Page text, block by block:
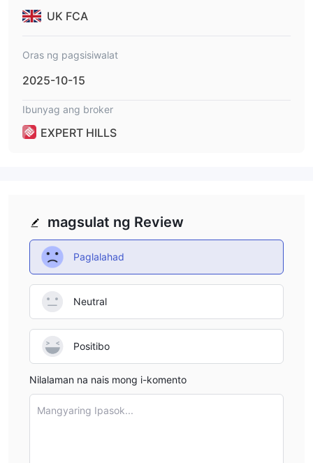
UK FCA
Oras ng pagsisiwalat
2025-10-15
Ibunyag ang broker
EXPERT HILLS
magsulat ng Review
Paglalahad
Neutral
Positibo
Nilalaman na nais mong i-komento
Mangyaring Ipasok...